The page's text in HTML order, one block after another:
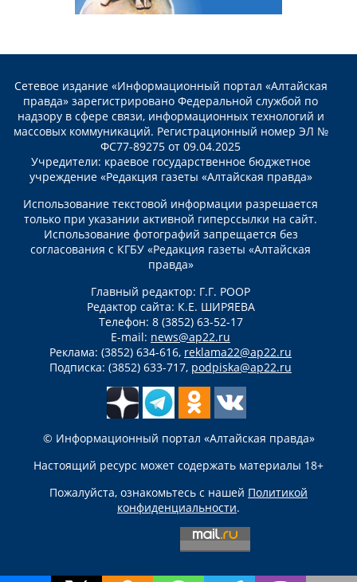
Сетевое издание «Информационный портал «Алтайская
правда» зарегистрировано Федеральной службой по
надзору в сфере связи, информационных технологий и
массовых коммуникаций. Регистрационный номер ЭЛ №
ФС77-89275 от 09.04.2025
Учредители: краевое государственное бюджетное
учреждение «Редакция газеты «Алтайская правда»
Использование текстовой информации разрешается
только при указании активной гиперссылки на сайт.
Использование фотографий запрещается без
согласования с КГБУ «Редакция газеты «Алтайская
правда»
Главный редактор: Г.Г. РООР
Редактор сайта: К.Е. ШИРЯЕВА
Телефон: 8 (3852) 63-52-17
E-mail: news@ap22.ru
Реклама: (3852) 634-616, reklama22@ap22.ru
Подписка: (3852) 633-717, podpiska@ap22.ru
© Информационный портал «Алтайская правда»
Настоящий ресурс может содержать материалы 18+
Пожалуйста, ознакомьтесь с нашей Политикой
конфиденциальности.